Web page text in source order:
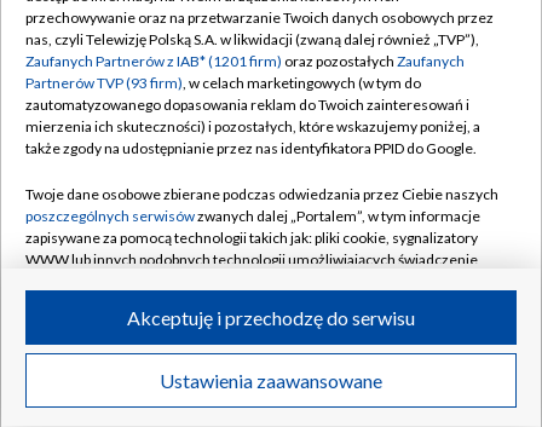
Abonament TVP
Emisja w TVP
Centrum informacji TVP
Naziemna Telewizja Cyfrowa
Rada Programowa
System NOS
Informacje o nadawcy
Program dla prasy
Ogłoszenie przetargowe
Regulamin TVP
Polityka prywatności
Moje zgody
Pomoc
Kontakt
Kanały
©2026 Telewizja Polska S.A. w likwidacji
przechowywanie oraz na przetwarzanie Twoich danych osobowych przez
nas, czyli Telewizję Polską S.A. w likwidacji (zwaną dalej również „TVP”),
Zaufanych Partnerów z IAB* (1201 firm) oraz pozostałych Zaufanych
Partnerów TVP (93 firm), w celach marketingowych (w tym do
zautomatyzowanego dopasowania reklam do Twoich zainteresowań i
mierzenia ich skuteczności) i pozostałych, które wskazujemy poniżej, a
także zgody na udostępnianie przez nas identyfikatora PPID do Google.
Twoje dane osobowe zbierane podczas odwiedzania przez Ciebie naszych
poszczególnych serwisówzwanych dalej „Portalem”, w tym informacje
zapisywane za pomocą technologii takich jak: pliki cookie, sygnalizatory
WWW lub innych podobnych technologii umożliwiających świadczenie
ruchu w Internecie.
Twoje dane osobowe zbierane podczas odwiedzania przez Ciebie
poszczególnych serwisówna Portalu, takie jak adresy IP, identyfikatory
Ustawienia zaawansowane
Akceptuję i przechodzę do serwisu